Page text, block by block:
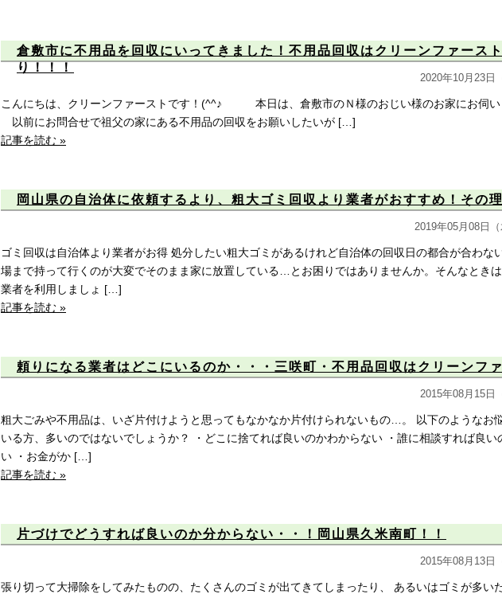
倉敷市に不用品を回収にいってきました！不用品回収はクリーンファース
り！！！
2020年10月23日
こんにちは、クリーンファーストです！(^^♪ 本日は、倉敷市のＮ様のおじい様のお家にお伺い
以前にお問合せで祖父の家にある不用品の回収をお願いしたいが […]
記事を読む »
岡山県の自治体に依頼するより、粗大ゴミ回収より業者がおすすめ！その
2019年05月08日
ゴミ回収は自治体より業者がお得 処分したい粗大ゴミがあるけれど自治体の回収日の都合が合わな
場まで持って行くのが大変でそのまま家に放置している…とお困りではありませんか。そんなとき
業者を利用しましょ […]
記事を読む »
頼りになる業者はどこにいるのか・・・三咲町・不用品回収はクリーンファ
2015年08月15日
粗大ごみや不用品は、いざ片付けようと思ってもなかなか片付けられないもの…。 以下のようなお
いる方、多いのではないでしょうか？ ・どこに捨てれば良いのかわからない ・誰に相談すれば良い
い ・お金がか […]
記事を読む »
片づけでどうすれば良いのか分からない・・！岡山県久米南町！！
2015年08月13日
張り切って大掃除をしてみたものの、たくさんのゴミが出てきてしまったり、 あるいはゴミが多い